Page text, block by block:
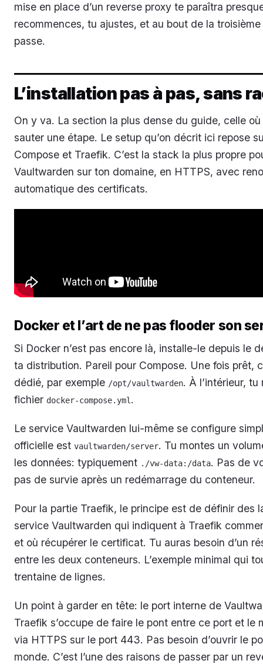
mise en place d’un reverse proxy te paraîtra
recommences, tu ajustes, et au bout de la
passe.
L’installation pas à pas, sans
On y va. La section la plus dense du guide, celle
sauter une étape. Le setup qu’on décrit ici repose
Compose et Traefik. C’est la stack la plus propre
Vaultwarden sur ton domaine, en HTTPS, avec
automatique des certificats.
Docker et l’art de ne pas flooder son
Si Docker n’est pas encore là, installe-le depuis le
ta distribution. Pareil pour Compose. Une fois prêt,
dédié, par exemple /opt/vaultwarden. À l’intérieur,
fichier docker-compose.yml .
Le service Vaultwarden lui-même se configure
officielle est vaultwarden/server. Tu montes un
les données: typiquement ./vw-data:/data. Pas de
pas de survie après un redémarrage du conteneur.
Pour la partie Traefik, le principe est de définir des
service Vaultwarden qui indiquent à Traefik
et où récupérer le certificat. Tu auras besoin d’un
entre les deux conteneurs. L’exemple minimal qui
trentaine de lignes.
Un point à garder en tête: le port interne de
Traefik s’occupe de faire le pont entre ce port et le
via HTTPS sur le port 443. Pas besoin d’ouvrir le
monde. C’est l’une des raisons de passer par un